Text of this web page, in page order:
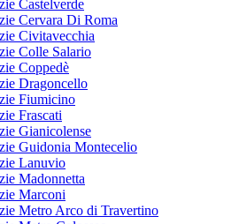
Castelverde
Cervara Di Roma
Civitavecchia
Colle Salario
Coppedè
Dragoncello
Fiumicino
Frascati
Gianicolense
Guidonia Montecelio
Lanuvio
Madonnetta
Marconi
Metro Arco di Travertino